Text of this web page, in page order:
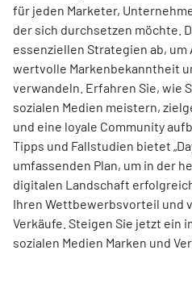
für jeden Marketer,
der sich durchsetzen möchte.
essenziellen Strategien ab,
wertvolle Markenbekanntheit
verwandeln. Erfahren Sie, wie
sozialen Medien meistern,
und eine loyale Community
Tipps und Fallstudien bietet
umfassenden Plan, um in der
digitalen Landschaft
Ihren Wettbewerbsvorteil und
Verkäufe. Steigen Sie jetzt ein
sozialen Medien Marken und